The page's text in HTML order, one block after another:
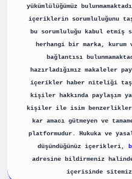
yükümlülüğümüz
içeriklerin sorumluluğunu
bu sorumluluğu kabul
herhangi bir marka,
bağlantısı
hazırladığımız makaleler
içerikler haber niteliği
kişiler hakkında paylaşım
kişiler ile isim benzerlikleri
kar amacı gütmeyen ve
platformudur. Hukuka ve
düşündüğünüz içerikleri,
adresine bildirmeniz
içerisinde